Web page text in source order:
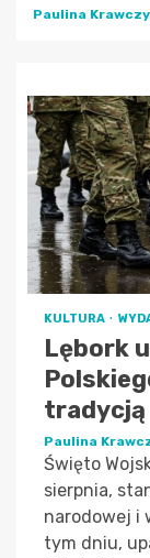
Paulina
KULTURA
Lębork
tradycją
Paulina
Święto
sierpnia,
narodowej i
tym dniu,